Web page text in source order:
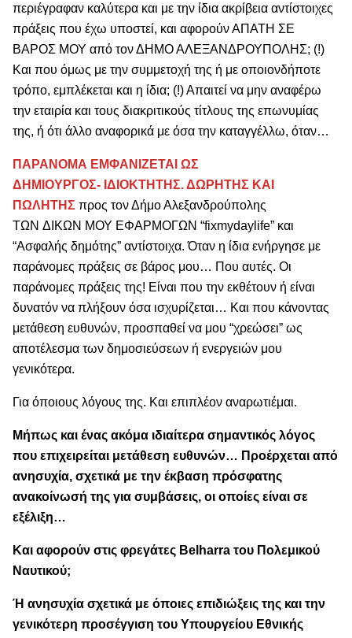
περιέγραφαν καλύτερα και με την ίδια ακρίβεια αντίστοιχες
πράξεις που έχω υποστεί, και αφορούν ΑΠΑΤΗ ΣΕ
ΒΑΡΟΣ ΜΟΥ από τον ΔΗΜΟ ΑΛΕΞΑΝΔΡΟΥΠΟΛΗΣ; (!)
Και που όμως με την συμμετοχή της ή με οποιονδήποτε
τρόπο, εμπλέκεται και η ίδια; (!) Απαιτεί να μην αναφέρω
την εταιρία και τους διακριτικούς τίτλους της επωνυμίας
της, ή ότι άλλο αναφορικά με όσα την καταγγέλλω, όταν…
ΠΑΡΑΝΟΜΑ ΕΜΦΑΝΙΖΕΤΑΙ ΩΣ
ΔΗΜΙΟΥΡΓΟΣ- ΙΔΙΟΚΤΗΤΗΣ. ΔΩΡΗΤΗΣ ΚΑΙ
ΠΩΛΗΤΗΣ προς τον Δήμο Αλεξανδρούπολης
ΤΩΝ ΔΙΚΩΝ ΜΟΥ ΕΦΑΡΜΟΓΩΝ “fixmydaylife” και
“Ασφαλής δημότης” αντίστοιχα. Όταν η ίδια ενήργησε με
παράνομες πράξεις σε βάρος μου… Που αυτές. Οι
παράνομες πράξεις της! Είναι που την εκθέτουν ή είναι
δυνατόν να πλήξουν όσα ισχυρίζεται… Και που κάνοντας
μετάθεση ευθυνών, προσπαθεί να μου “χρεώσει” ως
αποτέλεσμα των δημοσιεύσεων ή ενεργειών μου
γενικότερα.
Για όποιους λόγους της. Και επιπλέον αναρωτιέμαι.
Μήπως και ένας ακόμα ιδιαίτερα σημαντικός λόγος
που επιχειρείται μετάθεση ευθυνών… Προέρχεται από
ανησυχία, σχετικά με την έκβαση πρόσφατης
ανακοίνωσή της για συμβάσεις, οι οποίες είναι σε
εξέλιξη…
Και αφορούν στις φρεγάτες Belharra του Πολεμικού
Ναυτικού;
Ή ανησυχία σχετικά με όποιες επιδιώξεις της και την
γενικότερη προσέγγιση του Υπουργείου Εθνικής